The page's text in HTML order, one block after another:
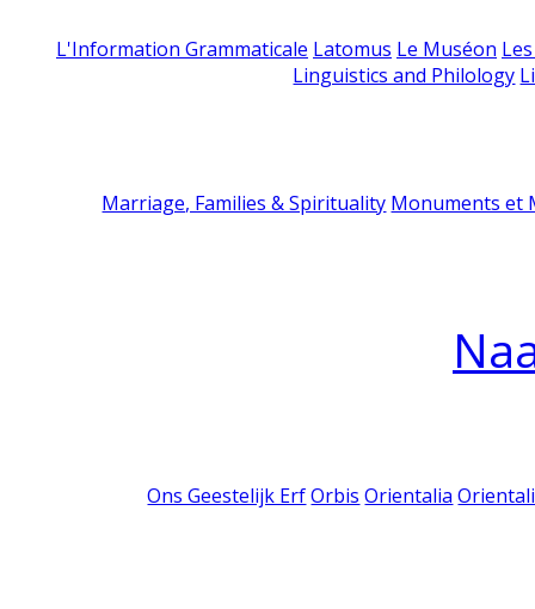
L'Information Grammaticale Latomus Le Muséon
Linguistics and Philology
Marriage, Families & Spirituality Monuments et
Ons Geestelijk Erf Orbis Orientalia